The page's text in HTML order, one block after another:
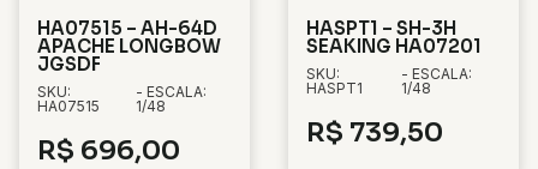
HA07515 – AH-64D
APACHE LONGBOW
JGSDF
SKU:
HA07515
- ESCALA:
1/48
R$ 696,00
HASPT1 – SH-3H
SEAKING HA07201
SKU:
HASPT1
- ESCALA:
1/48
R$ 739,50